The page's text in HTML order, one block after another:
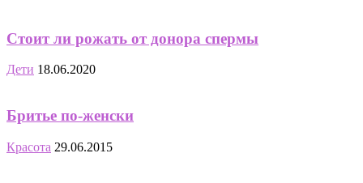
Стоит ли рожать от донора спермы
Дети 18.06.2020
Бритье по-женски
Красота 29.06.2015